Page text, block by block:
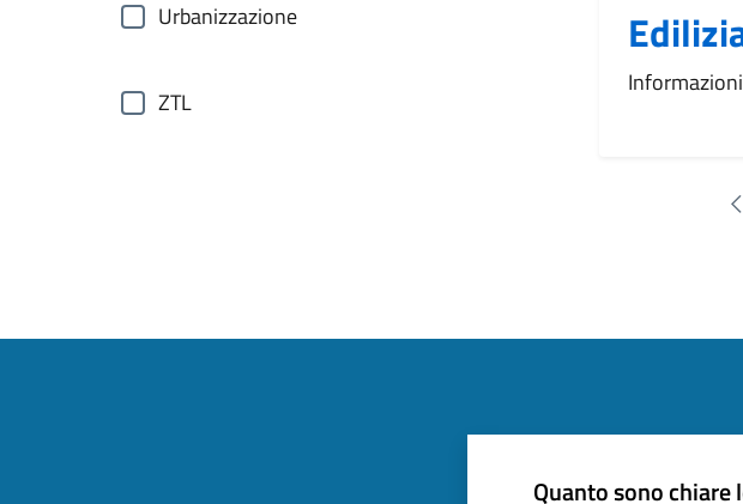
Urbanizzazione
ZTL
Quanto sono